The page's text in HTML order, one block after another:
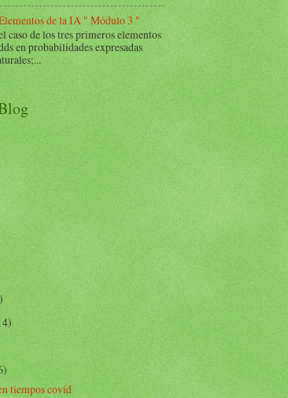
de la IA " Módulo 3 "
caso de los tres primeros elementos
en probabilidades expresadas
tiempos covid